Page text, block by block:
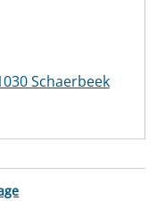
Schaerbeek